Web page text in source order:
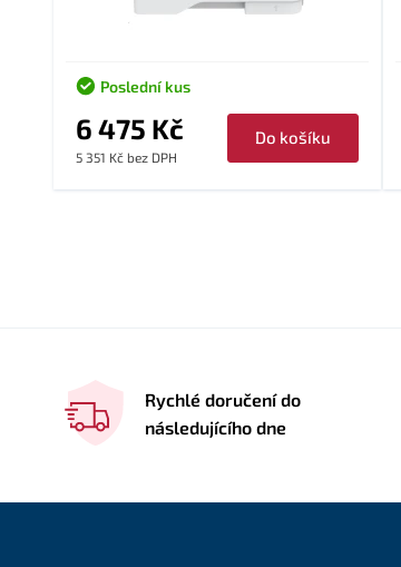
Poslední kus
6 475 Kč
5 351 Kč bez DPH
Do košíku
Rychlé doručení do
následujícího dne